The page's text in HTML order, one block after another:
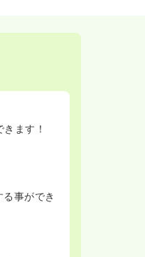
ます！
事ができ